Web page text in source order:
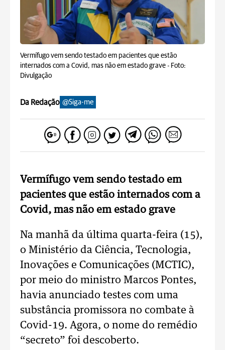
Vermífugo vem sendo testado em pacientes que estão
internados com a Covid, mas não em estado grave - Foto:
Divulgação
Da Redação @Siga-me
Vermífugo vem sendo testado em
pacientes que estão internados com a
Covid, mas não em estado grave
Na manhã da última quarta-feira (15),
o Ministério da Ciência, Tecnologia,
Inovações e Comunicações (MCTIC),
por meio do ministro Marcos Pontes,
havia anunciado testes com uma
substância promissora no combate à
Covid-19. Agora, o nome do remédio
“secreto” foi descoberto.